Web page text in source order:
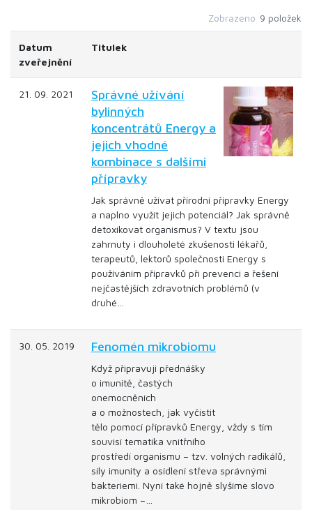
Zobrazeno 9 položek
Datum
zveřejnění
Titulek
21. 09. 2021
Správné užívání
bylinných
koncentrátů Energy a
jejich vhodné
kombinace s dalšími
přípravky
Jak správně užívat přírodní přípravky Energy
a naplno využít jejich potenciál? Jak správně
detoxikovat organismus? V textu jsou
zahrnuty i dlouholeté zkušenosti lékařů,
terapeutů, lektorů společnosti Energy s
používáním přípravků při prevenci a řešení
nejčastějších zdravotních problémů (v
druhé…
30. 05. 2019 Fenomén mikrobiomu
Když připravuji přednášky
o imunitě, častých
onemocněních
a o možnostech, jak vyčistit
tělo pomocí přípravků Energy, vždy s tím
souvisí tematika vnitřního
prostředí organismu – tzv. volných radikálů,
síly imunity a osídlení střeva správnými
bakteriemi. Nyní také hojně slyšíme slovo
mikrobiom –…